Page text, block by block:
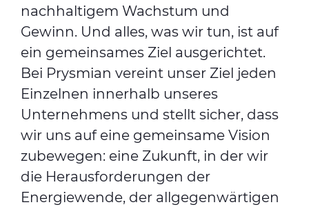
nachhaltigem Wachstum und
Gewinn. Und alles, was wir tun, ist auf
ein gemeinsames Ziel ausgerichtet.
Bei Prysmian vereint unser Ziel jeden
Einzelnen innerhalb unseres
Unternehmens und stellt sicher, dass
wir uns auf eine gemeinsame Vision
zubewegen: eine Zukunft, in der wir
die Herausforderungen der
Energiewende, der allgegenwärtigen